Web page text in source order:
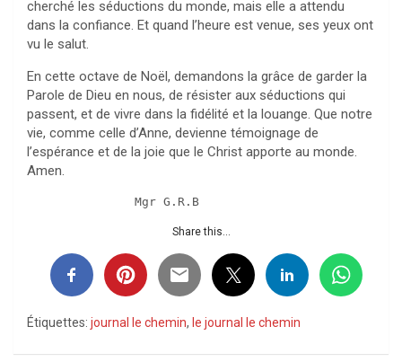
cherché les séductions du monde, mais elle a attendu
dans la confiance. Et quand l’heure est venue, ses yeux ont
vu le salut.
En cette octave de Noël, demandons la grâce de garder la
Parole de Dieu en nous, de résister aux séductions qui
passent, et de vivre dans la fidélité et la louange. Que notre
vie, comme celle d’Anne, devienne témoignage de
l’espérance et de la joie que le Christ apporte au monde.
Amen.
               Mgr G.R.B
Share this...
Étiquettes: journal le chemin, le journal le chemin